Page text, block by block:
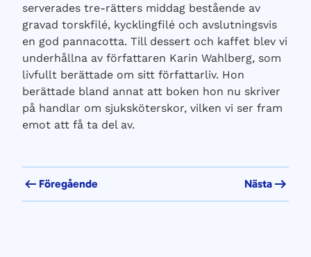
serverades tre-rätters middag bestående av
gravad torskfilé, kycklingfilé och avslutningsvis
en god pannacotta. Till dessert och kaffet blev vi
underhållna av författaren Karin Wahlberg, som
livfullt berättade om sitt författarliv. Hon
berättade bland annat att boken hon nu skriver
på handlar om sjuksköterskor, vilken vi ser fram
emot att få ta del av.
Föregående Nästa